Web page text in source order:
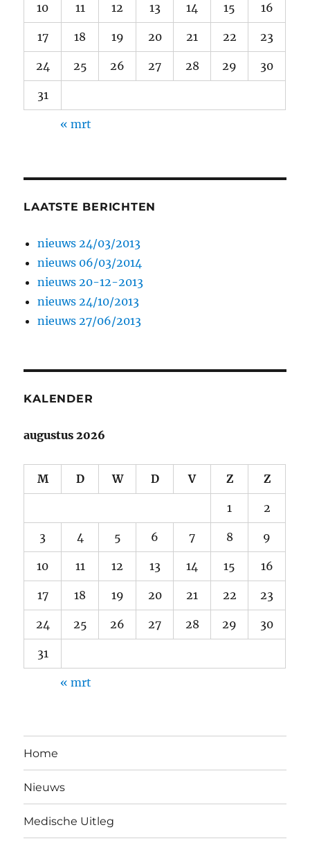
10 11 12 13 14 15 16
17 18 19 20 21 22 23
24 25 26 27 28 29 30
31
« mrt
LAATSTE BERICHTEN
nieuws 24/03/2013
nieuws 06/03/2014
nieuws 20-12-2013
nieuws 24/10/2013
nieuws 27/06/2013
KALENDER
augustus 2026
M D W D V Z Z
1 2
3 4 5 6 7 8 9
10 11 12 13 14 15 16
17 18 19 20 21 22 23
24 25 26 27 28 29 30
31
« mrt
Home
Nieuws
Medische Uitleg